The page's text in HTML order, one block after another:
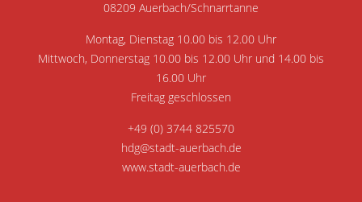
08209 Auerbach/Schnarrtanne
Montag, Dienstag 10.00 bis 12.00 Uhr
Mittwoch, Donnerstag 10.00 bis 12.00 Uhr und 14.00 bis
16.00 Uhr
Freitag geschlossen
+49 (0) 3744 825570
hdg@stadt-auerbach.de
www.stadt-auerbach.de